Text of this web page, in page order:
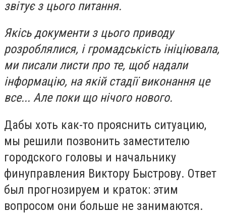
звітує з цього питання.
Якісь документи з цього приводу
розроблялися, і громадськість ініціювала,
ми писали листи про те, щоб надали
інформацію, на якій стадії виконання це
все... Але поки що нічого нового.
Дабы хоть как-то прояснить ситуацию,
мы решили позвонить заместителю
городского головы и начальнику
финуправления Виктору Быстрову. Ответ
был прогнозируем и краток: этим
вопросом они больше не занимаются.